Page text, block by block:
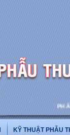
PHẪU
KỸ THUẬT PHẪU